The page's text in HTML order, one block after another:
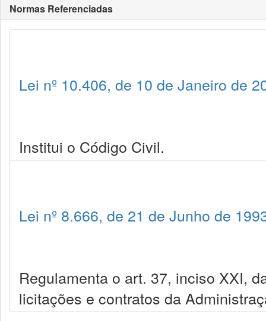
Normas Referenciadas
Lei nº 10.406, de 10 de Janeiro de
Institui o Código Civil.
Lei nº 8.666, de 21 de Junho de
Regulamenta o art. 37, inciso XXI,
licitações e contratos da